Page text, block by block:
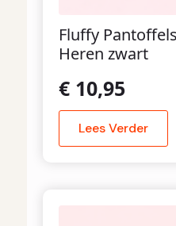
Fluffy
Heren zwart
€ 10,95
Lees Verder